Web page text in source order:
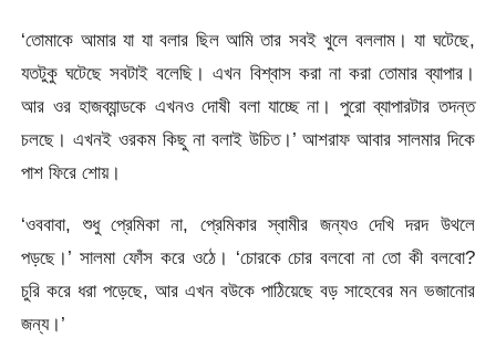
‘তোমাকে আমার যা যা বলার ছিল আমি তার সবই খুলে বললাম। যা ঘটেছে,
যতটুকু ঘটেছে সবটাই বলেছি। এখন বিশ্বাস করা না করা তোমার ব্যাপার।
আর ওর হাজব্যান্ডকে এখনও দোষী বলা যাচ্ছে না। পুরো ব্যাপারটার তদন্ত
চলছে। এখনই ওরকম কিছু না বলাই উচিত।’ আশরাফ আবার সালমার দিকে
পাশ ফিরে শোয়।
‘ওববাবা, শুধু প্রেমিকা না, প্রেমিকার স্বামীর জন্যও দেখি দরদ উথলে
পড়ছে।’ সালমা ফোঁস করে ওঠে। ‘চোরকে চোর বলবো না তো কী বলবো?
চুরি করে ধরা পড়েছে, আর এখন বউকে পাঠিয়েছে বড় সাহেবের মন ভজানোর
জন্য।’